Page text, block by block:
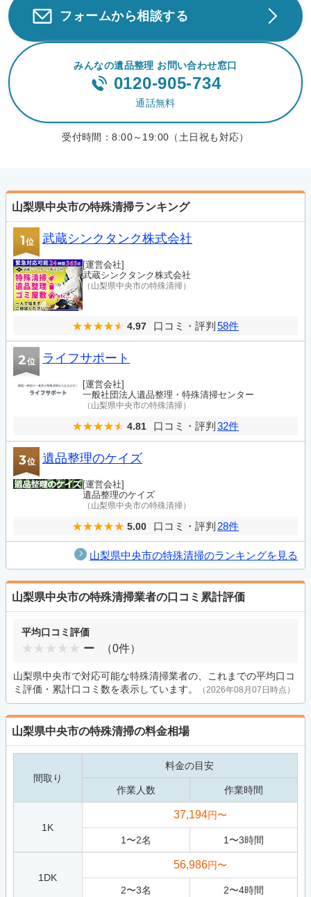
フォームから相談する
みんなの遺品整理 お問い合わせ窓口
0120-905-734
通話無料
受付時間：8:00～19:00（土日祝も対応）
山梨県中央市の特殊清掃ランキング
1位 武蔵シンクタンク株式会社
[運営会社]
武蔵シンクタンク株式会社
（山梨県中央市の特殊清掃）
4.97 口コミ・評判 58件
2位 ライフサポート
[運営会社]
一般社団法人遺品整理・特殊清掃センター
（山梨県中央市の特殊清掃）
4.81 口コミ・評判 32件
3位 遺品整理のケイズ
[運営会社]
遺品整理のケイズ
（山梨県中央市の特殊清掃）
5.00 口コミ・評判 28件
山梨県中央市の特殊清掃のランキングを見る
山梨県中央市の特殊清掃業者の口コミ累計評価
平均口コミ評価
ー （0件）
山梨県中央市で対応可能な特殊清掃業者の、これまでの平均口コ
ミ評価・累計口コミ数を表示しています。
（2026年08月07日時点）
山梨県中央市の特殊清掃の料金相場
間取り
料金の目安
作業人数 作業時間
1K
37,194円〜
1 〜2名 1 〜3時間
1DK
56,986円〜
2〜3名 2〜4時間